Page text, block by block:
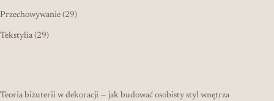
Przechowywanie 2929 produktów
Tekstylia 2929 produktów
Teoria biżuterii w dekoracji — jak budować osobisty styl wnętrza